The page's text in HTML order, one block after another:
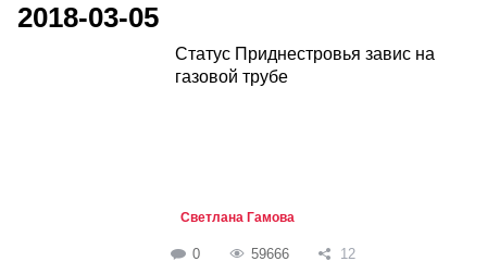
2018-03-05
Статус Приднестровья завис на
газовой трубе
Светлана Гамова
0 59666 12